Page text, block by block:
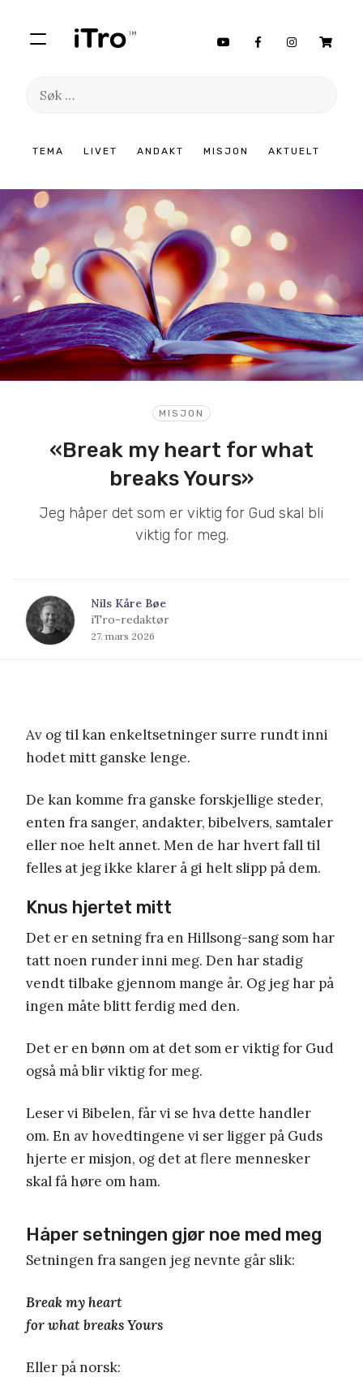
TEMA LIVET ANDAKT MISJON AKTUELT
Søk
innhold
MISJON
«Break my heart for what
breaks Yours»
Jeg håper det som er viktig for Gud skal bli
viktig for meg.
Nils Kåre Bøe
iTro-redaktør
27. mars 2026
Av og til kan enkeltsetninger surre rundt inni
hodet mitt ganske lenge.
De kan komme fra ganske forskjellige steder,
enten fra sanger, andakter, bibelvers, samtaler
eller noe helt annet. Men de har hvert fall til
felles at jeg ikke klarer å gi helt slipp på dem.
Knus hjertet mitt
Det er en setning fra en Hillsong-sang som har
tatt noen runder inni meg. Den har stadig
vendt tilbake gjennom mange år. Og jeg har på
ingen måte blitt ferdig med den.
Det er en bønn om at det som er viktig for Gud
også må blir viktig for meg.
Leser vi Bibelen, får vi se hva dette handler
om. En av hovedtingene vi ser ligger på Guds
hjerte er misjon, og det at flere mennesker
skal få høre om ham.
Håper setningen gjør noe med meg
Setningen fra sangen jeg nevnte går slik:
Break my heart
for what breaks Yours
Eller på norsk: